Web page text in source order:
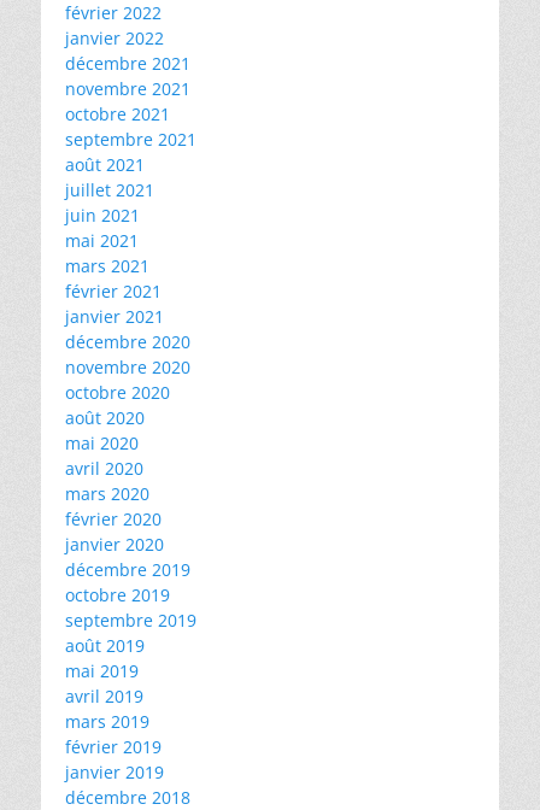
février 2022
janvier 2022
décembre 2021
novembre 2021
octobre 2021
septembre 2021
août 2021
juillet 2021
juin 2021
mai 2021
mars 2021
février 2021
janvier 2021
décembre 2020
novembre 2020
octobre 2020
août 2020
mai 2020
avril 2020
mars 2020
février 2020
janvier 2020
décembre 2019
octobre 2019
septembre 2019
août 2019
mai 2019
avril 2019
mars 2019
février 2019
janvier 2019
décembre 2018